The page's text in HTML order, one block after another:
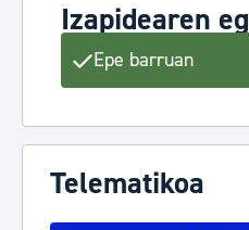
Izapidearen
Epe barruan
Telematikoa